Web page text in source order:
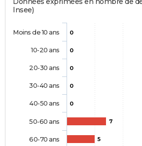
Insee)
0
0
0
0
0
7
5
Moins de 10 ans
10-20 ans
20-30 ans
30-40 ans
40-50 ans
50-60 ans
60-70 ans